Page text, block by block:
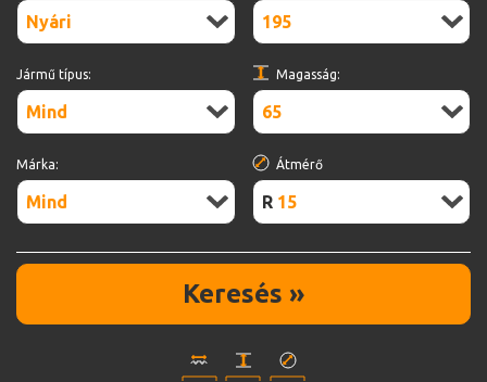
Nyári
Jármű típus:
Mind
Márka:
Mind
195
Magasság:
65
Átmérő
R15
Keresés »